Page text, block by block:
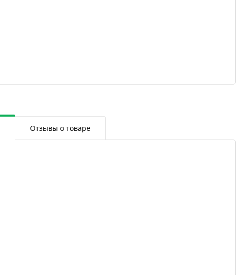
Отзывы о товаре